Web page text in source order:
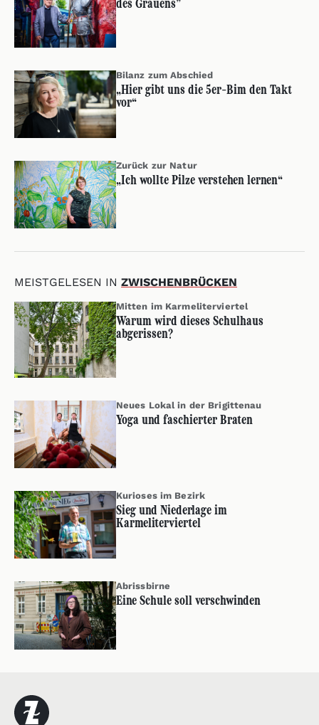
des Grauens”
Bilanz zum Abschied
„Hier gibt uns die 5er-Bim den Takt
vor“
Zurück zur Natur
„Ich wollte Pilze verstehen lernen“
MEISTGELESEN IN ZWISCHENBRÜCKEN
Mitten im Karmeliterviertel
Warum wird dieses Schulhaus
abgerissen?
Neues Lokal in der Brigittenau
Yoga und faschierter Braten
Kurioses im Bezirk
Sieg und Niederlage im
Karmeliterviertel
Abrissbirne
Eine Schule soll verschwinden